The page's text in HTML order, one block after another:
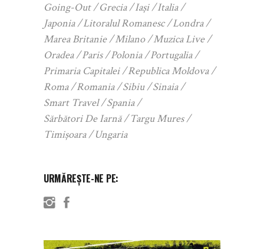
Going-Out
Grecia Iași
Italia
Japonia
Litoralul Romanesc
Londra
Marea Britanie
Milano
Muzica Live
Oradea
Paris Polonia
Portugalia
Primaria Capitalei
Republica Moldova
Roma
Romania Sibiu
Sinaia
Smart Travel
Spania
Sărbători De Iarnă
Targu Mures
Timișoara
Ungaria
URMĂREȘTE-NE PE: